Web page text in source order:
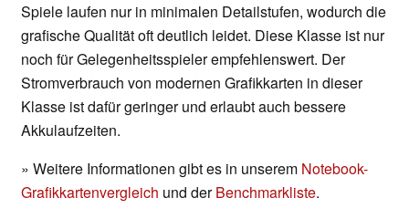
Spiele laufen nur in minimalen Detailstufen, wodurch die
grafische Qualität oft deutlich leidet. Diese Klasse ist nur
noch für Gelegenheitsspieler empfehlenswert. Der
Stromverbrauch von modernen Grafikkarten in dieser
Klasse ist dafür geringer und erlaubt auch bessere
Akkulaufzeiten.
» Weitere Informationen gibt es in unserem Notebook-
Grafikkartenvergleich und derBenchmarkliste.